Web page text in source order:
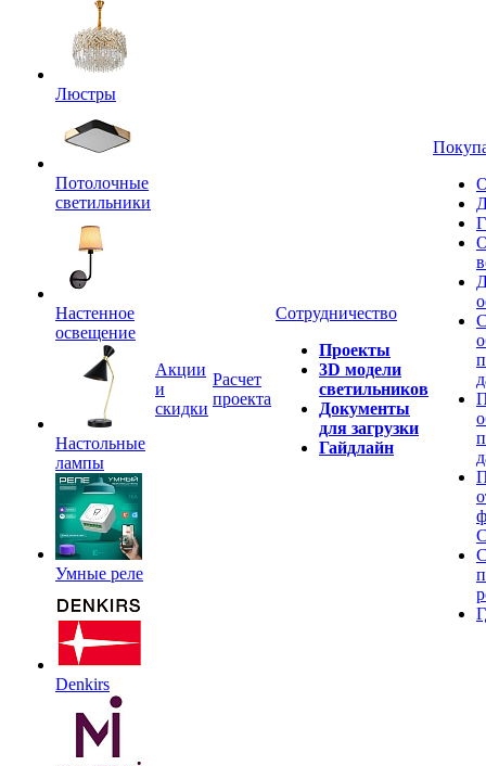
Люстры
Потолочные
светильники
Настенное
освещение
Настольные
лампы
Умные реле
Denkirs
Акции
и
скидки
Расчет
проекта
Сотрудничество
Проекты
3D модели
светильников
Документы
для загрузки
Гайдлайн